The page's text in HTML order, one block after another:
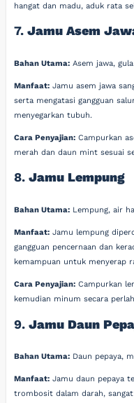
hangat dan madu, aduk rata
7.Jamu Asem
Bahan Utama: Asem jawa,
Manfaat: Jamu asem jawa
serta mengatasi gangguan
menyegarkan tubuh.
Cara Penyajian: Campurkan
merah dan daun mint sesuai
8.Jamu Lempung
Bahan Utama: Lempung, air
Manfaat: Jamu lempung
gangguan pencernaan dan
kemampuan untuk menyerap
Cara Penyajian: Campurkan
kemudian minum secara
9.Jamu Daun
Bahan Utama: Daun pepaya,
Manfaat: Jamu daun pepaya
trombosit dalam darah,